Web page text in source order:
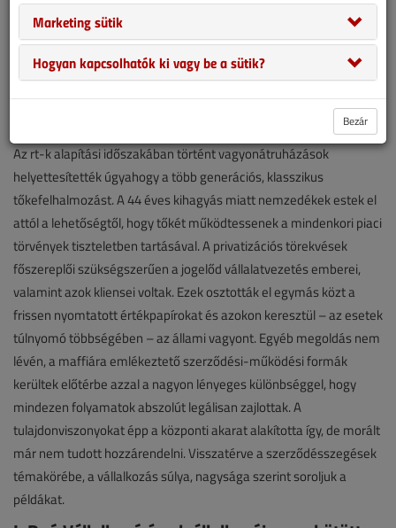
Az rt-k alapítási időszakában történt vagyonátruházások
helyettesítették úgyahogy a több generációs, klasszikus
tőkefelhalmozást. A 44 éves kihagyás miatt nemzedékek estek el
attól a lehetőségtől, hogy tőkét működtessenek a mindenkori piaci
törvények tiszteletben tartásával. A privatizációs törekvések
főszereplői szükségszerűen a jogelőd vállalatvezetés emberei,
valamint azok kliensei voltak. Ezek osztották el egymás közt a
frissen nyomtatott értékpapírokat és azokon keresztül – az esetek
túlnyomó többségében – az állami vagyont. Egyéb megoldás nem
lévén, a maffiára emlékeztető szerződési-működési formák
kerültek előtérbe azzal a nagyon lényeges különbséggel, hogy
mindezen folyamatok abszolút legálisan zajlottak. A
tulajdonviszonyokat épp a központi akarat alakította így, de morált
már nem tudott hozzárendelni. Visszatérve a szerződésszegések
témakörébe, a vállalkozás súlya, nagysága szerint soroljuk a
példákat.
Marketing sütik
Hogyan kapcsolhatók ki vagy be a sütik?
Bezár